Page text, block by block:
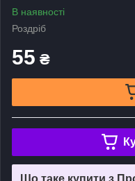
В наявності
Роздріб
55 ₴
Що таке купити з